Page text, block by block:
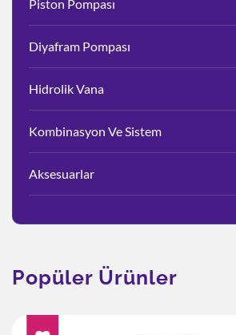
Piston Pompası
Diyafram Pompası
Hidrolik Vana
Kombinasyon Ve Sistem
Aksesuarlar
Popüler Ürünler